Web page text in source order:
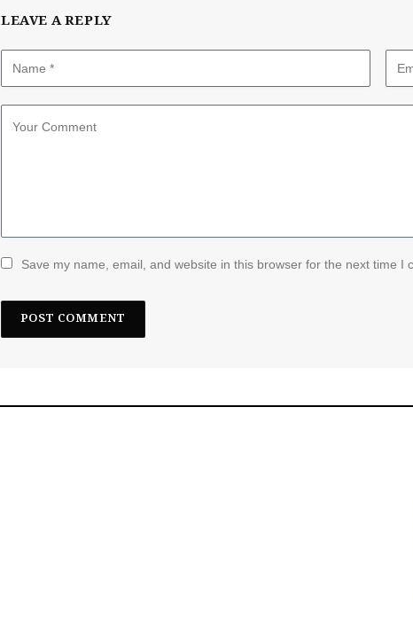
LEAVE A REPLY
Save my name, email, and website in this browser for the next time I